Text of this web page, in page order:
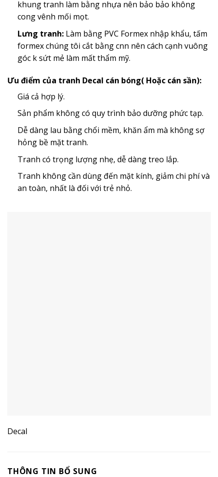
khung tranh làm bằng nhựa nên bảo bảo không
cong vênh mối mọt.
Lưng tranh:Làm bằng PVC Formex nhập khẩu, tấm
formex chúng tôi cắt bằng cnn nên cách cạnh vuông
góc k sứt mẻ làm mất thẩm mỹ.
Ưu điểm của tranh Decal cán bóng( Hoặc cán sần):
Giá cả hợp lý.
Sản phẩm không có quy trình bảo dưỡng phức tạp.
Dễ dàng lau bằng chổi mềm, khăn ẩm mà không sợ
hỏng bề mặt tranh.
Tranh có trọng lượng nhẹ, dễ dàng treo lắp.
Tranh không cần dùng đến mặt kính, giảm chi phí và
an toàn, nhất là đối với trẻ nhỏ.
Decal
THÔNG TIN BỔ SUNG